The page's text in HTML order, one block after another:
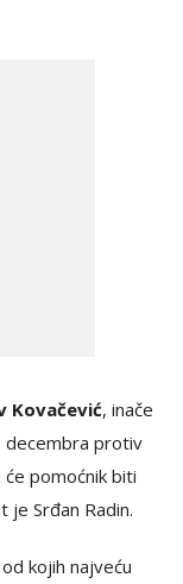
Kovačević, inače
decembra protiv
pomoćnik biti
Srđan Radin.
kojih najveću